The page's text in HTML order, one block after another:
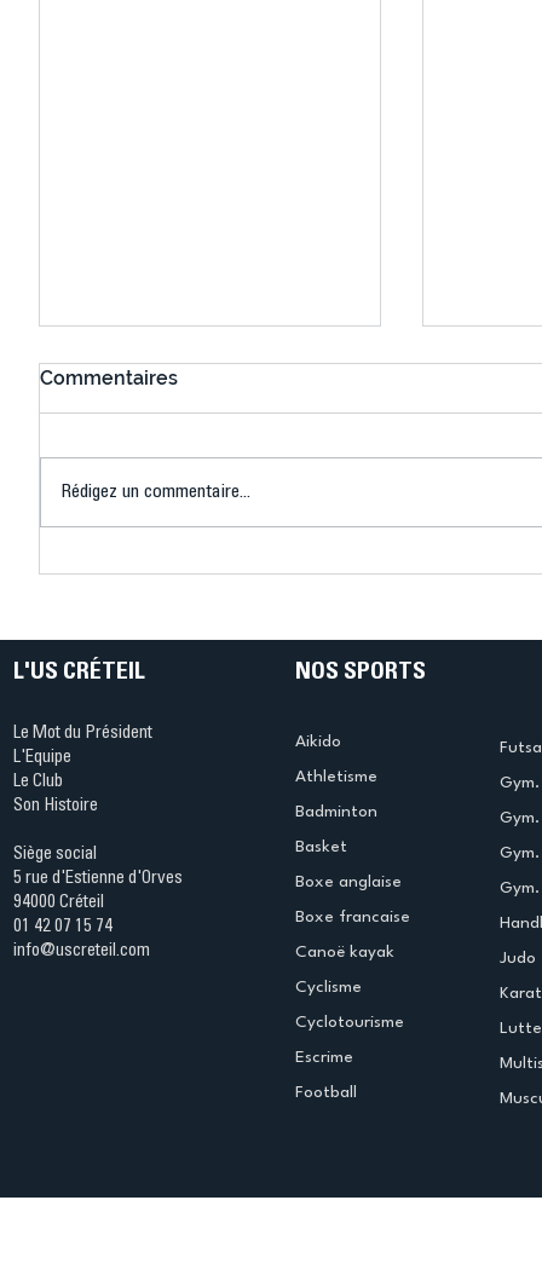
Commentaires
Rédigez un commentaire...
L'US CRÉTEIL
Le Mot du Président
L'Equipe
Le Club
Son Histoire
Siège social
5 rue d'Estienne d'Orves
94000 Créteil
01 42 07 15 74
info@uscreteil.com
NOS SPORTS
Aikido
Athletisme
Badminton
Basket
Boxe anglaise
Boxe francaise
Canoë kayak
Cyclisme
Cyclotourisme
Escrime
Football
Judo
Lutte